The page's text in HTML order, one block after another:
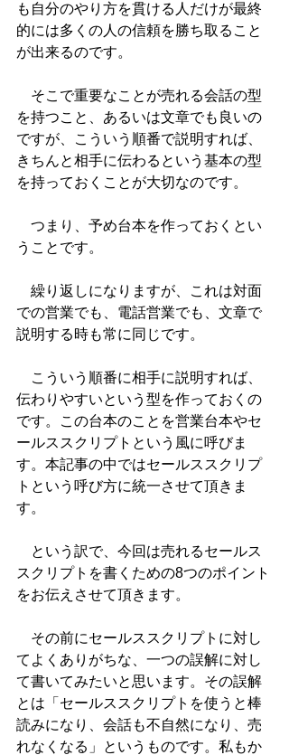
も自分のやり方を貫ける人だけが最終
的には多くの人の信頼を勝ち取ること
が出来るのです。
そこで重要なことが売れる会話の型
を持つこと、あるいは文章でも良いの
ですが、こういう順番で説明すれば、
きちんと相手に伝わるという基本の型
を持っておくことが大切なのです。
つまり、予め台本を作っておくとい
うことです。
繰り返しになりますが、これは対面
での営業でも、電話営業でも、文章で
説明する時も常に同じです。
こういう順番に相手に説明すれば、
伝わりやすいという型を作っておくの
です。この台本のことを営業台本やセ
ールススクリプトという風に呼びま
す。本記事の中ではセールススクリプ
トという呼び方に統一させて頂きま
す。
という訳で、今回は売れるセールス
スクリプトを書くための8つのポイント
をお伝えさせて頂きます。
その前にセールススクリプトに対し
てよくありがちな、一つの誤解に対し
て書いてみたいと思います。その誤解
とは「セールススクリプトを使うと棒
読みになり、会話も不自然になり、売
れなくなる」というものです。私もか